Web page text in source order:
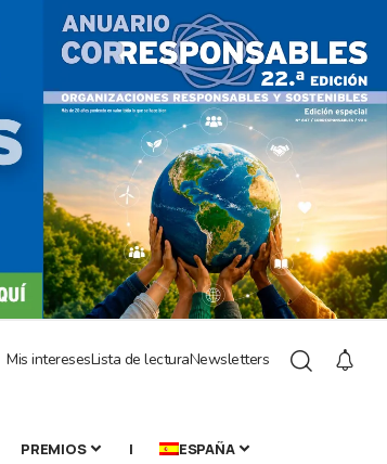
Mis interesesLista de lecturaNewsletters
PREMIOS | ESPAÑA